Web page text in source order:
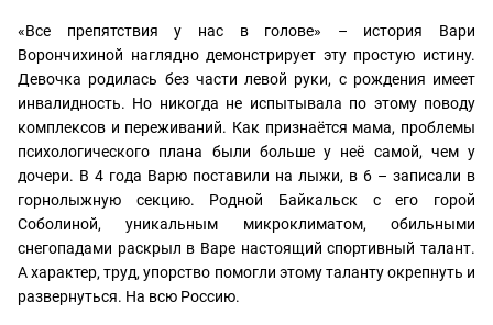
«Все препятствия у нас в голове» – история Вари
Ворончихиной наглядно демонстрирует эту простую истину.
Девочка родилась без части левой руки, с рождения имеет
инвалидность. Но никогда не испытывала по этому поводу
комплексов и переживаний. Как признаётся мама, проблемы
психологического плана были больше у неё самой, чем у
дочери. В 4 года Варю поставили на лыжи, в 6 – записали в
горнолыжную секцию. Родной Байкальск с его горой
Соболиной, уникальным микроклиматом, обильными
снегопадами раскрыл в Варе настоящий спортивный талант.
А характер, труд, упорство помогли этому таланту окрепнуть и
развернуться. На всю Россию.